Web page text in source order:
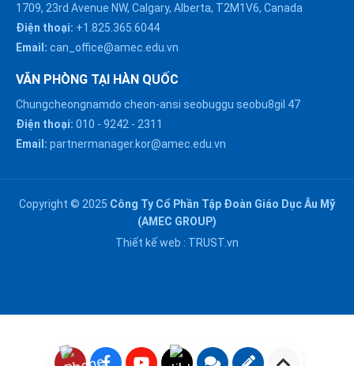
1709, 23rd Avenue NW, Calgary, Alberta, T2M1V6, Canada
Điện thoại: +1.825.365.6044
Email: can_office@amec.edu.vn
VĂN PHÒNG TẠI HÀN QUỐC
Chungcheongnamdo cheon-ansi seobuggu seobu8gil 47
Điện thoại: 010 - 9242 - 2311
Email: partnermanager.kor@amec.edu.vn
Copyright © 2025 Công Ty Cổ Phần Tập Đoàn Giáo Dục Âu Mỹ
(AMEC GROUP)
Thiết kế web : TRUST.vn
HÀ NỘI :
0914863466
ĐÀ NẴNG :
0916082128
HỒ CHÍ MINH :
0911002551
Chat với chúng tôi trên
Zalo